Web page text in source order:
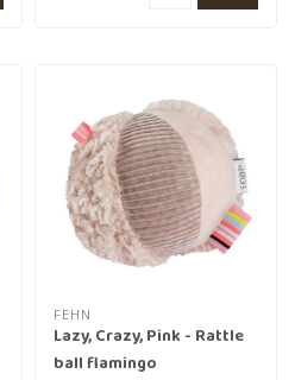
FEHN
Lazy, Crazy, Pink - Rattle
ball flamingo